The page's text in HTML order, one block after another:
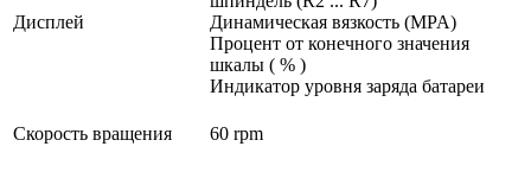
Дисплей
Динамическая вязкость (MPA)
Процент от конечного значения
шкалы ( % )
Индикатор уровня заряда батареи
Скорость вращения 60 rpm